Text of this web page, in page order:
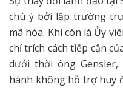
chú ý bởi lập trường
mã hóa. Khi còn là Ủy
chỉ trích cách tiếp cận
dưới thời ông
hành không hỗ trợ huy